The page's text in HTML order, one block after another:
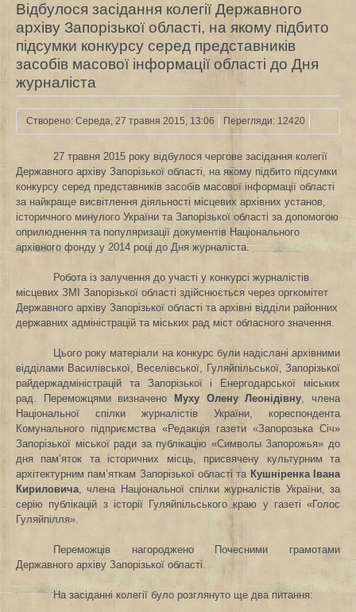
Відбулося засідання колегії Державного
архіву Запорізької області, на якому підбито
підсумки конкурсу серед представників
засобів масової інформації області до Дня
журналіста
Створено: Середа, 27 травня 2015, 13:06 Перегляди: 12420
27 травня 2015 року відбулося чергове засідання колегії
Державного архіву Запорізької області, на якому підбито підсумки
конкурсу серед представників засобів масової інформації області
за найкраще висвітлення діяльності місцевих архівних установ,
історичного минулого України та Запорізької області за допомогою
оприлюднення та популяризації документів Національного
архівного фонду у 2014 році до Дня журналіста.
Робота із залучення до участі у конкурсі журналістів
місцевих ЗМІ Запорізької області здійснюється через оргкомітет
Державного архіву Запорізької області та архівні відділи районних
державних адміністрацій та міських рад міст обласного значення.
Цього року матеріали на конкурс були надіслані архівними
відділами Василівської, Веселівської, Гуляйпільської, Запорізької
райдержадміністрацій та Запорізької і Енергодарської міських
рад. Переможцями визначено
Муху Олену Леонідівну, члена
Національної спілки журналістів України, кореспондента
Комунального підприємства «Редакція газети «Запорозька Січ»
Запорізької міської ради за публікацію «Символы Запорожья» до
дня пам’яток та історичних місць, присвячену культурним та
архітектурним пам’яткам Запорізької області та Кушніренка Івана
Кириловича, члена Національної спілки журналістів України, за
серію публікацій з історії Гуляйпільського краю у газеті «Голос
Гуляйпілля».
Переможців нагороджено Почесними грамотами
Державного архіву Запорізької області.
На засіданні колегії було розглянуто ще два питання: